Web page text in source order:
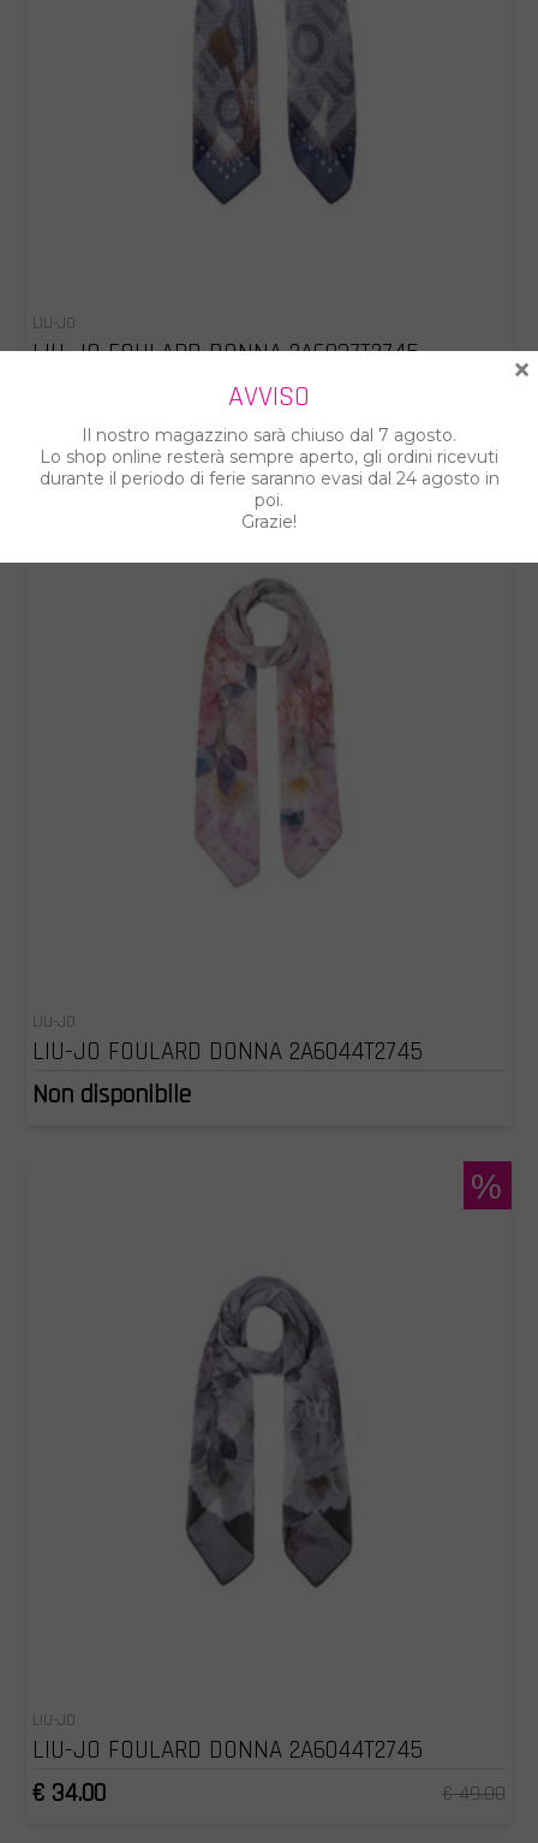
LIU-JO
LIU-JO FOULARD DONNA 2A6037T2745
LIU-JO
LIU-JO FOULARD DONNA 2A6044T2745
Non disponibile
LIU-JO
LIU-JO FOULARD DONNA 2A6044T2745
€ 34.00
€ 49.00
%
AVVISO
Il nostro magazzino sarà chiuso dal 7 agosto.
Lo shop online resterà sempre aperto, gli ordini ricevuti
durante il periodo di ferie saranno evasi dal 24 agosto in
poi.
Grazie!
×